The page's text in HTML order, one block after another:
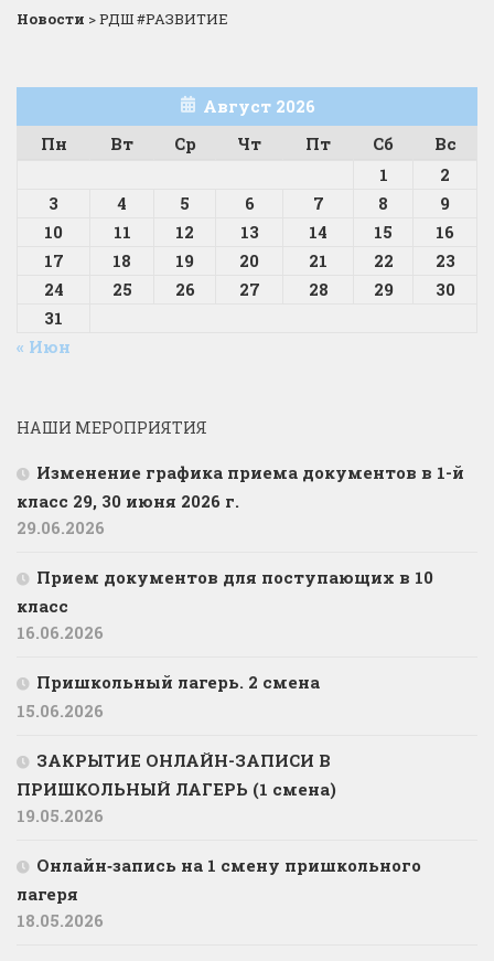
Новости >РДШ #РАЗВИТИЕ
Август 2026
Пн
Вт Ср Чт Пт Сб
Вс
1
2
3
4 5 6 7 8
9
10
11 12 13 14 15
16
17
18 19 20 21 22
23
24
25 26 27 28 29
30
31
« Июн
НАШИ МЕРОПРИЯТИЯ
Изменение графика приема документов в 1-й
класс 29, 30 июня 2026 г.
29.06.2026
Прием документов для поступающих в 10
класс
16.06.2026
Пришкольный лагерь. 2 смена
15.06.2026
ЗАКРЫТИЕ ОНЛАЙН-ЗАПИСИ В
ПРИШКОЛЬНЫЙ ЛАГЕРЬ (1 смена)
19.05.2026
Онлайн‑запись на 1 смену пришкольного
лагеря
18.05.2026